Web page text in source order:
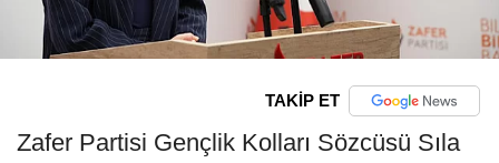
TAKİP ET
Zafer Partisi Gençlik Kolları Sözcüsü Sıla